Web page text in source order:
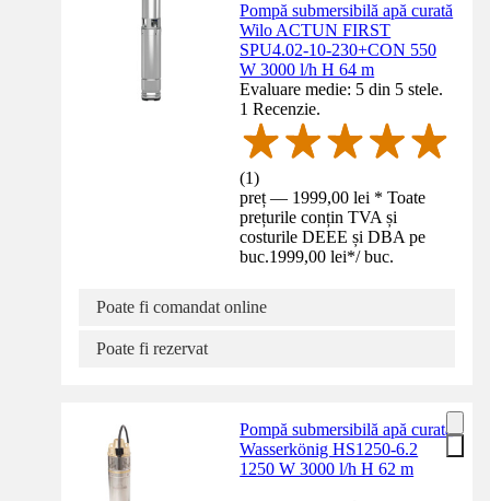
Pompă submersibilă apă curată
Wilo ACTUN FIRST
SPU4.02-10-230+CON 550
W 3000 l/h H 64 m
Evaluare medie: 5 din 5 stele.
1 Recenzie.
(1)
preț — 1999,00 lei * Toate
prețurile conțin TVA și
costurile DEEE și DBA pe
buc.1999,00 lei*/ buc.
Poate fi comandat online
Poate fi rezervat
Pompă submersibilă apă curată
Wasserkönig HS1250-6.2
1250 W 3000 l/h H 62 m